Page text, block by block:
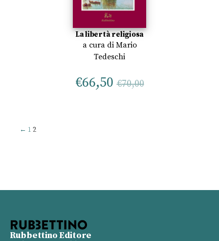
La libertà religiosa
a cura di Mario
Tedeschi
€66,50 €70,00
← 1 2
Rubbettino Editore